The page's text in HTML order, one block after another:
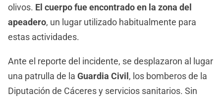
olivos. El cuerpo fue encontrado en la zona del
apeadero, un lugar utilizado habitualmente para
estas actividades.
Ante el reporte del incidente, se desplazaron al lugar
una patrulla de la Guardia Civil , los bomberos de la
Diputación de Cáceres y servicios sanitarios. Sin